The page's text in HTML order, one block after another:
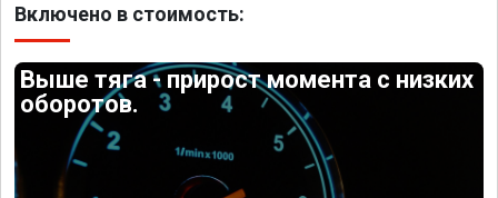
Включено в стоимость:
Выше тяга - прирост момента с низких
оборотов.